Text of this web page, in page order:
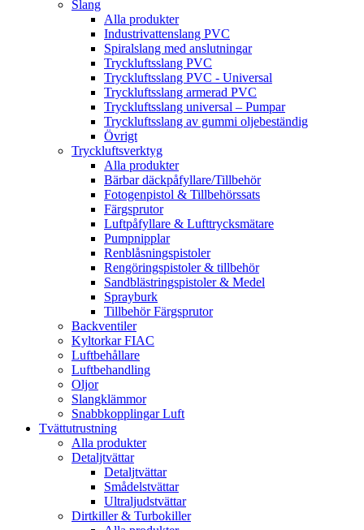
Slang
Alla produkter
Industrivattenslang PVC
Spiralslang med anslutningar
Tryckluftsslang PVC
Tryckluftsslang PVC - Universal
Tryckluftsslang armerad PVC
Tryckluftsslang universal – Pumpar
Tryckluftsslang av gummi oljebeständig
Övrigt
Tryckluftsverktyg
Alla produkter
Bärbar däckpåfyllare/Tillbehör
Fotogenpistol & Tillbehörssats
Färgsprutor
Luftpåfyllare & Lufttrycksmätare
Pumpnipplar
Renblåsningspistoler
Rengöringspistoler & tillbehör
Sandblästringspistoler & Medel
Sprayburk
Tillbehör Färgsprutor
Backventiler
Kyltorkar FIAC
Luftbehållare
Luftbehandling
Oljor
Slangklämmor
Snabbkopplingar Luft
Tvättutrustning
Alla produkter
Detaljtvättar
Detaljtvättar
Smådelstvättar
Ultraljudstvättar
Dirtkiller & Turbokiller